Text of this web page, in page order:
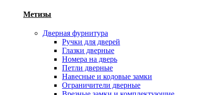
Метизы
Дверная фурнитура
Ручки для дверей
Глазки дверные
Номера на дверь
Петли дверные
Навесные и кодовые замки
Ограничители дверные